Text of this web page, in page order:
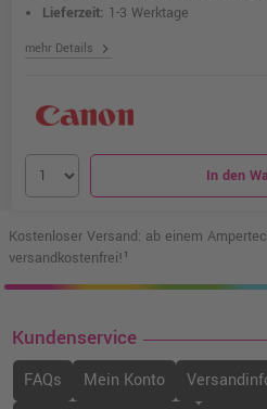
Lieferzeit: 1-3 Werktage
mehr Details chevron_right
In den
Kostenloser Versand: ab einem
versandkostenfrei!¹
Kundenservice
FAQs Mein Konto